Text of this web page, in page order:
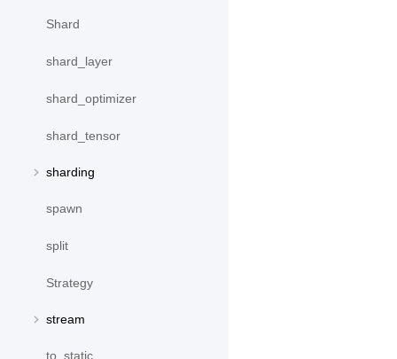
Shard
shard_layer
shard_optimizer
shard_tensor
sharding
spawn
split
Strategy
stream
to_static